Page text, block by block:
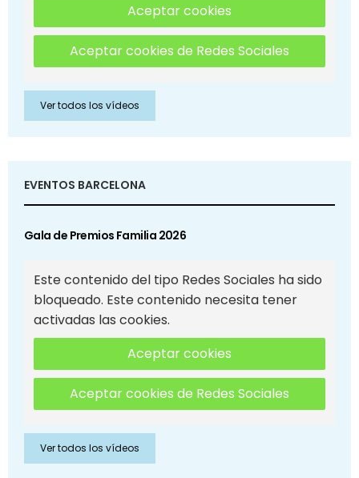
Aceptar cookies
Aceptar cookies de Redes Sociales
Ver todos los vídeos
EVENTOS BARCELONA
Gala de Premios Familia 2026
Este contenido del tipo Redes Sociales ha sido
bloqueado. Este contenido necesita tener
activadas las cookies.
Aceptar cookies
Aceptar cookies de Redes Sociales
Ver todos los vídeos